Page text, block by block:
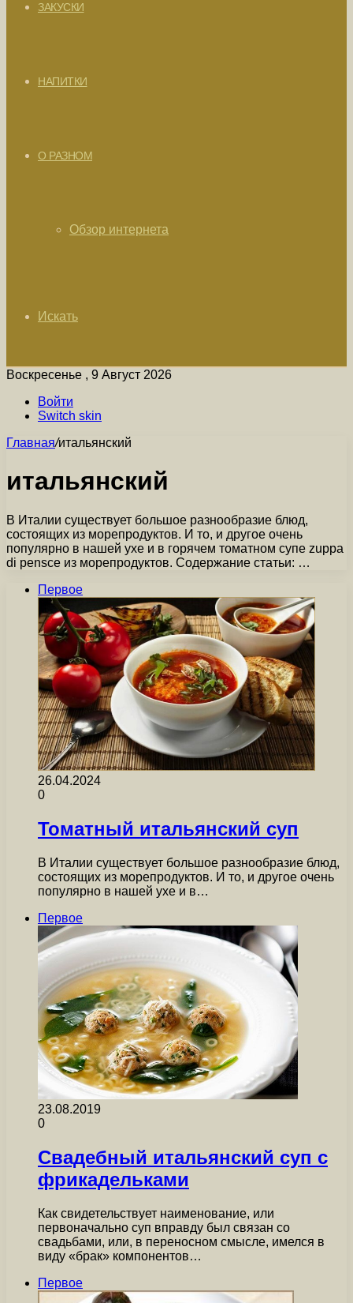
ЗАКУСКИ
НАПИТКИ
О РАЗНОМ
Обзор интернета
Искать
Воскресенье , 9 Август 2026
Войти
Switch skin
Главная/итальянский
итальянский
В Италии существует большое разнообразие блюд,
состоящих из морепродуктов. И то, и другое очень
популярно в нашей ухе и в горячем томатном супе zuppa
di pensce из морепродуктов. Содержание статьи: …
Первое
26.04.2024
0
Томатный итальянский суп
В Италии существует большое разнообразие блюд,
состоящих из морепродуктов. И то, и другое очень
популярно в нашей ухе и в…
Первое
23.08.2019
0
Свадебный итальянский суп с
фрикадельками
Как свидетельствует наименование, или
первоначально суп вправду был связан со
свадьбами, или, в переносном смысле, имелся в
виду «брак» компонентов…
Первое